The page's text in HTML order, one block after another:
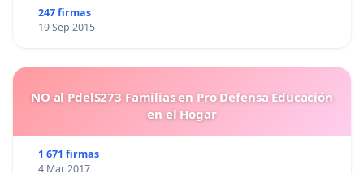
247 firmas
19 Sep 2015
NO al PdelS273 Familias en Pro Defensa Educación
en el Hogar
1 671 firmas
4 Mar 2017